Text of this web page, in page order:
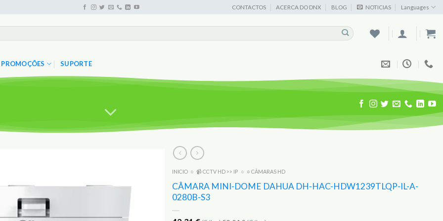
CONTACTOS ACERCA DO DNX BLOG NOTICIAS Languages
PROMOÇÕES SUPORTE
INICIO ○ 📹 CCTV HD >> IP ○ ○ CÂMARAS HD
CÂMARA MINI-DOME DAHUA DH-HAC-HDW1239TLQP-IL-A-
0280B-S3